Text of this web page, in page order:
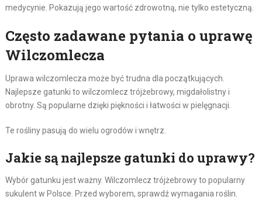
medycynie. Pokazują jego wartość zdrowotną, nie tylko estetyczną.
Często zadawane pytania o uprawę
Wilczomlecza
Uprawa wilczomlecza może być trudna dla początkujących.
Najlepsze gatunki to wilczomlecz trójżebrowy, migdałolistny i
obrotny. Są popularne dzięki piękności i łatwości w pielęgnacji.
Te rośliny pasują do wielu ogrodów i wnętrz.
Jakie są najlepsze gatunki do uprawy?
Wybór gatunku jest ważny. Wilczomlecz trójżebrowy to popularny
sukulent w Polsce. Przed wyborem, sprawdź wymagania roślin.